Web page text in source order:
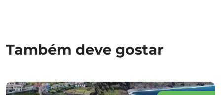
Também deve gostar